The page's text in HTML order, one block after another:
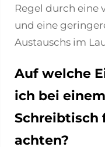
Regel durch eine
und eine
Austauschs im
Auf welche
ich bei
Schreibtisch
achten?